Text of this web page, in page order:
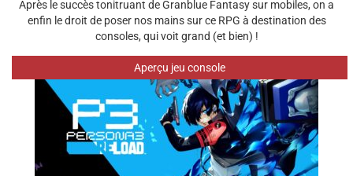
Après le succès tonitruant de Granblue Fantasy sur mobiles, on a
enfin le droit de poser nos mains sur ce RPG à destination des
consoles, qui voit grand (et bien) !
Aperçu jeu console